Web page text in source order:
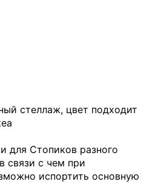
стеллаж, цвет подходит
для Стопиков разного
связи с чем при
испортить основную